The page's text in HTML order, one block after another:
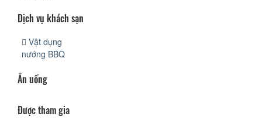
Dịch vụ khách sạn
Vật dụng
nướng BBQ
Ăn uống
Được tham gia